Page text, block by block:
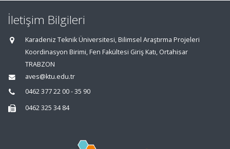
İletişim Bilgileri
Karadeniz Teknik Üniversitesi, Bilimsel Araştırma Projeleri
Koordinasyon Birimi, Fen Fakültesi Giriş Katı, Ortahisar
TRABZON
aves@ktu.edu.tr
0462 377 22 00 - 35 90
0462 325 34 84